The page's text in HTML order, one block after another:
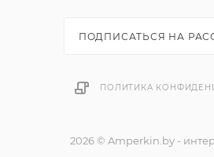
ПОДПИСАТЬСЯ НА
ПОЛИТИКА
2026 © Amperkin.by -